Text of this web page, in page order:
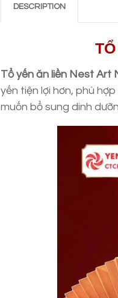
DESCRIPTION
Tổ yến ăn liền Nest Art
yến tiện lợi hơn, phù
muốn bổ sung dinh